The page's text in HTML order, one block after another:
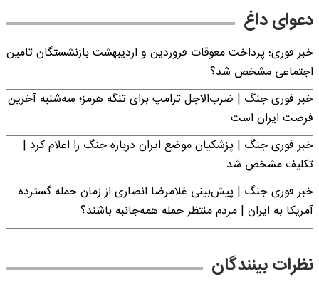
پرداخت معوقات فروردین و اردیبهشت بازنشستگان تامین
مشخص شد؟
| ضرب‌الاجل ترامپ برای تنگه هرمز؛ سه‌شنبه آخرین
است
| پزشکیان موضع ایران درباره جنگ را اعلام کرد |
شد
| پیش‌بینی غلامرضا انصاری از زمان حمله گسترده
| مردم منتظر حمله همه‌جانبه باشند؟